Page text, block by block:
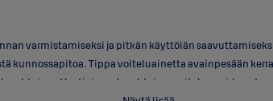
varmistamiseksi ja pitkän käyttöiän
kunnossapitoa. Tippa voiteluainetta avainpesään
Vaativissa olosuhteissa voitelua voidaan